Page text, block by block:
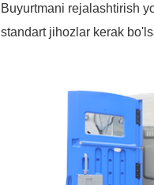
Buyurtmani rejalashtirish
standart jihozlar kerak